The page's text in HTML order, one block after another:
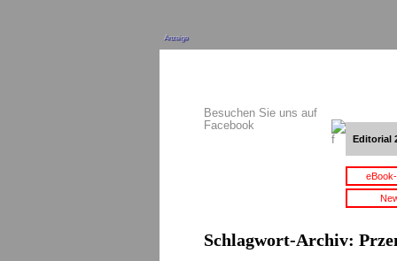
Anzeige
Besuchen Sie uns auf
Facebook
Editorial
Schlagwort-Archiv: